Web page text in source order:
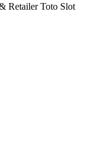
Retailer Toto Slot